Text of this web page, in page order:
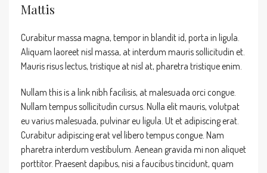
Mattis
Curabitur massa magna, tempor in blandit id, porta in ligula.
Aliquam laoreet nisl massa, at interdum mauris sollicitudin et.
Mauris risus lectus, tristique at nisl at, pharetra tristique enim.
Nullam this is a link nibh facilisis, at malesuada orci congue.
Nullam tempus sollicitudin cursus. Nulla elit mauris, volutpat
eu varius malesuada, pulvinar eu ligula. Ut et adipiscing erat.
Curabitur adipiscing erat vel libero tempus congue. Nam
pharetra interdum vestibulum. Aenean gravida mi non aliquet
porttitor. Praesent dapibus, nisi a faucibus tincidunt, quam